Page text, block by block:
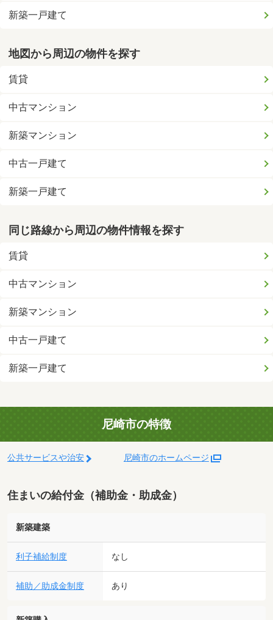
新築一戸建て
地図から周辺の物件を探す
賃貸
中古マンション
新築マンション
中古一戸建て
新築一戸建て
同じ路線から周辺の物件情報を探す
賃貸
中古マンション
新築マンション
中古一戸建て
新築一戸建て
尼崎市の特徴
公共サービスや治安 尼崎市のホームページ
住まいの給付金（補助金・助成金）
新築建築
利子補給制度 なし
補助／助成金制度 あり